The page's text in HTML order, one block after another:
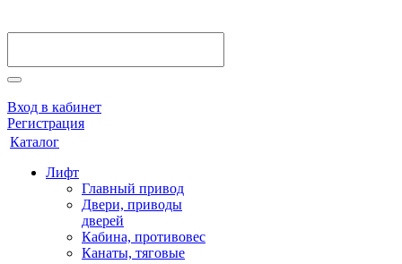
Вход в кабинет
Регистрация
Каталог
Лифт
Главный привод
Двери, приводы
дверей
Кабина, противовес
Канаты, тяговые